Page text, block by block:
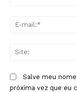
Salve meu
próxima vez que eu